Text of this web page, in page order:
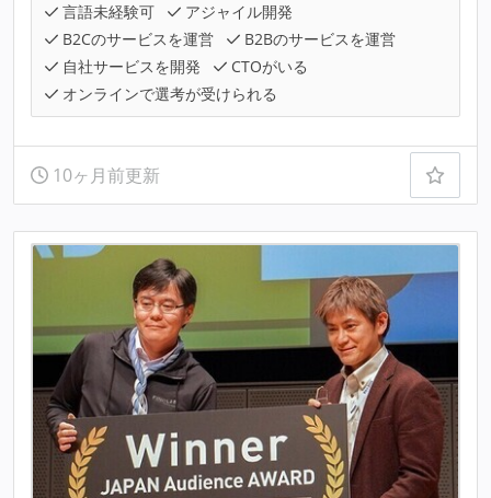
言語未経験可
アジャイル開発
B2Cのサービスを運営
B2Bのサービスを運営
自社サービスを開発
CTOがいる
オンラインで選考が受けられる
10ヶ月前更新